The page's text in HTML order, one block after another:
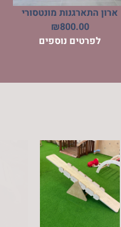
ארון התארגנות מונטסורי
₪800.00
לפרטים נוספים